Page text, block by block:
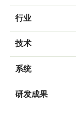
行业
技术
系统
研发成果